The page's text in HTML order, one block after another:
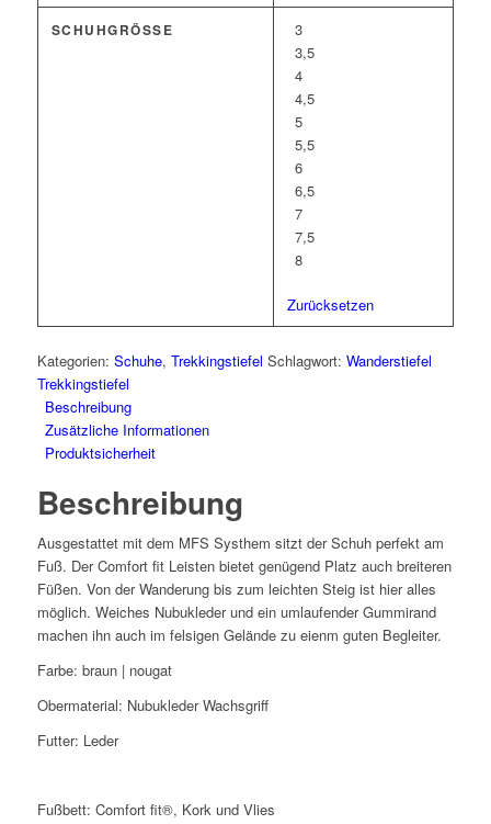
SCHUHGRÖSSE
3
3,5
4
4,5
5
5,5
6
6,5
7
7,5
8
Zurücksetzen
Kategorien: Schuhe, Trekkingstiefel Schlagwort: Wanderstiefel
Trekkingstiefel
Beschreibung
Zusätzliche Informationen
Produktsicherheit
Beschreibung
Ausgestattet mit dem MFS Systhem sitzt der Schuh perfekt am
Fuß. Der Comfort fit Leisten bietet genügend Platz auch breiteren
Füßen. Von der Wanderung bis zum leichten Steig ist hier alles
möglich. Weiches Nubukleder und ein umlaufender Gummirand
machen ihn auch im felsigen Gelände zu eienm guten Begleiter.
Farbe: braun | nougat
Obermaterial: Nubukleder Wachsgriff
Futter: Leder
Fußbett: Comfort fit®, Kork und Vlies